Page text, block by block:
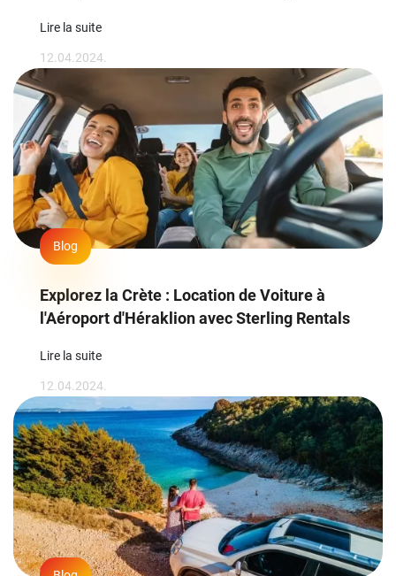
Lire la suite
12.04.2024.
Blog
Explorez la Crète : Location de Voiture à
l'Aéroport d'Héraklion avec Sterling Rentals
Lire la suite
12.04.2024.